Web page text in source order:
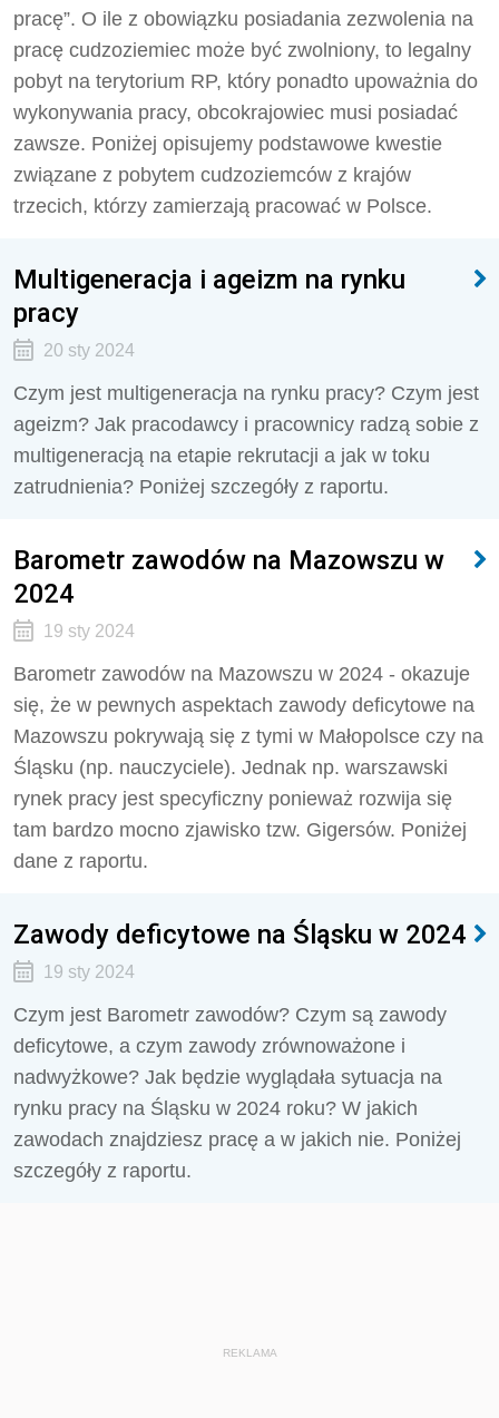
pracę”. O ile z obowiązku posiadania zezwolenia na
pracę cudzoziemiec może być zwolniony, to legalny
pobyt na terytorium RP, który ponadto upoważnia do
wykonywania pracy, obcokrajowiec musi posiadać
zawsze. Poniżej opisujemy podstawowe kwestie
związane z pobytem cudzoziemców z krajów
trzecich, którzy zamierzają pracować w Polsce.
Multigeneracja i ageizm na rynku
pracy
20 sty 2024
Czym jest multigeneracja na rynku pracy? Czym jest
ageizm? Jak pracodawcy i pracownicy radzą sobie z
multigeneracją na etapie rekrutacji a jak w toku
zatrudnienia? Poniżej szczegóły z raportu.
Barometr zawodów na Mazowszu w
2024
19 sty 2024
Barometr zawodów na Mazowszu w 2024 - okazuje
się, że w pewnych aspektach zawody deficytowe na
Mazowszu pokrywają się z tymi w Małopolsce czy na
Śląsku (np. nauczyciele). Jednak np. warszawski
rynek pracy jest specyficzny ponieważ rozwija się
tam bardzo mocno zjawisko tzw. Gigersów. Poniżej
dane z raportu.
Zawody deficytowe na Śląsku w 2024
19 sty 2024
Czym jest Barometr zawodów? Czym są zawody
deficytowe, a czym zawody zrównoważone i
nadwyżkowe? Jak będzie wyglądała sytuacja na
rynku pracy na Śląsku w 2024 roku? W jakich
zawodach znajdziesz pracę a w jakich nie. Poniżej
szczegóły z raportu.
REKLAMA